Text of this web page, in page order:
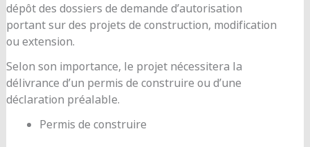
dépôt des dossiers de demande d’autorisation
portant sur des projets de construction, modification
ou extension.
Selon son importance, le projet nécessitera la
délivrance d’un permis de construire ou d’une
déclaration préalable.
Permis de construire